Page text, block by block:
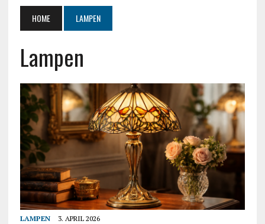
HOME LAMPEN
Lampen
LAMPEN 3. APRIL 2026